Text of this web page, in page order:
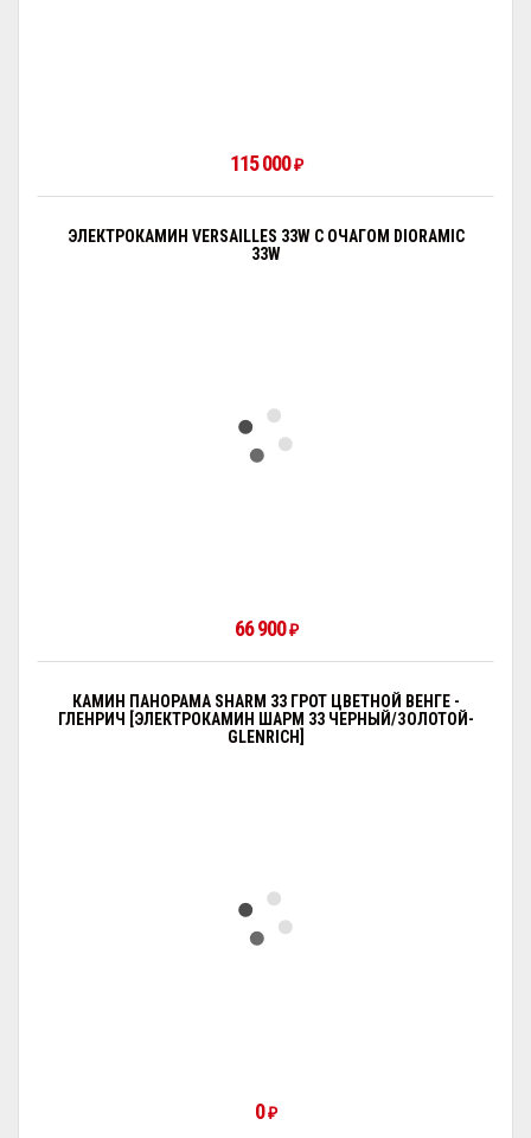
115 000₽
ЭЛЕКТРОКАМИН VERSAILLES 33W С ОЧАГОМ DIORAMIC
33W
66 900₽
КАМИН ПАНОРАМА SHARM 33 ГРОТ ЦВЕТНОЙ ВЕНГЕ -
ГЛЕНРИЧ [ЭЛЕКТРОКАМИН ШАРМ 33 ЧЕРНЫЙ/ЗОЛОТОЙ-
GLENRICH]
0₽